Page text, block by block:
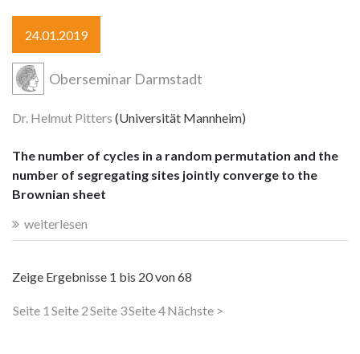
24.01.2019
Oberseminar Darmstadt
Dr. Helmut Pitters (Universität Mannheim)
The number of cycles in a random permutation and the
number of segregating sites jointly converge to the
Brownian sheet
weiterlesen
Zeige Ergebnisse 1 bis 20von68
Seite 1 Seite 2Seite 3Seite 4Nächste >